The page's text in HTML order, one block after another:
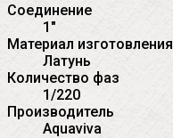
Соединение
1"
Материал изготовления
Латунь
Количество фаз
1/220
Производитель
Aquaviva